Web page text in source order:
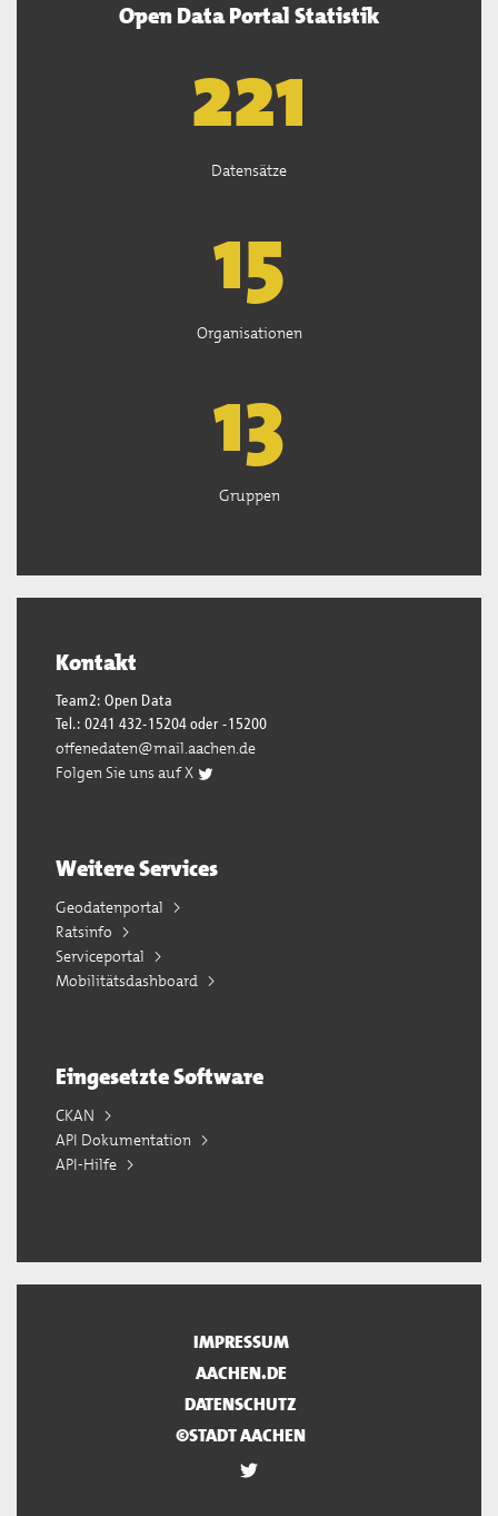
Open Data Portal Statistik
222
Datensätze
15
Organisationen
13
Gruppen
Kontakt
Team2: Open Data
Tel.: 0241 432-15204 oder -15200
offenedaten@mail.aachen.de
Folgen Sie uns auf X
Weitere Services
Geodatenportal
Ratsinfo
Serviceportal
Mobilitätsdashboard
Eingesetzte Software
CKAN
API Dokumentation
API-Hilfe
IMPRESSUM
AACHEN.DE
DATENSCHUTZ
©STADT AACHEN